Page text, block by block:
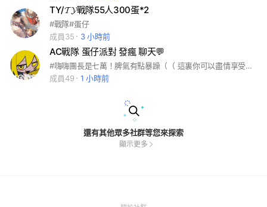
TY/𝓣𝓨戰隊55人300蛋*2
#戰隊#蛋仔
成員35
3 小時前
AC戰隊 蛋仔派對 發瘋 聊天💬
#嗨嗨團長是七萬！脾氣有點暴躁（（ 這裏你可以盡情享受、放鬆，團長也希望大家多多發言～ 認識新朋友！也可以訴苦（不要給我裝） /處關係/玩樂/不吵架/聊天聖地 歡迎歡迎～
成員49
1 小時前
還有其他眾多社群等您來探索
顯示更多